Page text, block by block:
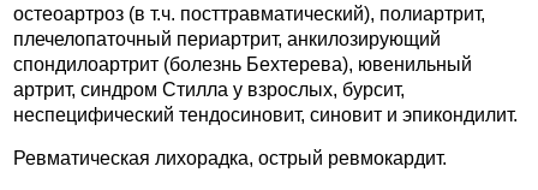
остеоартроз (в т.ч. посттравматический), полиартрит,
плечелопаточный периартрит, анкилозирующий
спондилоартрит (болезнь Бехтерева), ювенильный
артрит, синдром Стилла у взрослых, бурсит,
неспецифический тендосиновит, синовит и эпикондилит.
Ревматическая лихорадка, острый ревмокардит.